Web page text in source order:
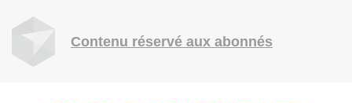
Contenu réservé aux abonnés